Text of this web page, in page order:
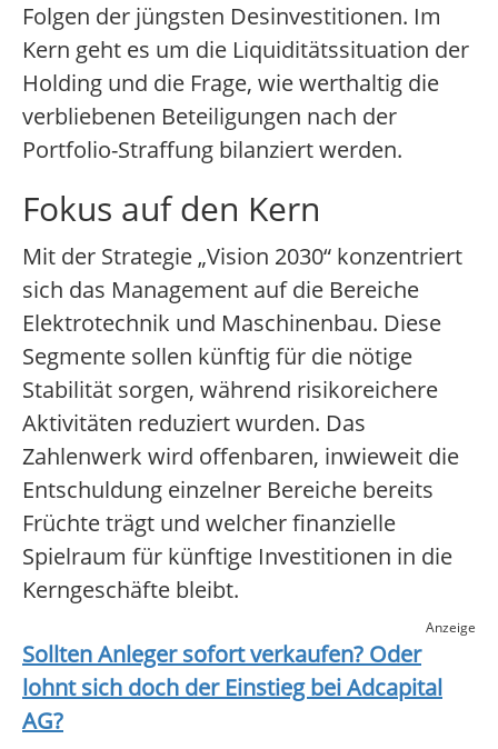
Folgen der jüngsten Desinvestitionen. Im
Kern geht es um die Liquiditätssituation der
Holding und die Frage, wie werthaltig die
verbliebenen Beteiligungen nach der
Portfolio-Straffung bilanziert werden.
Fokus auf den Kern
Mit der Strategie „Vision 2030“ konzentriert
sich das Management auf die Bereiche
Elektrotechnik und Maschinenbau. Diese
Segmente sollen künftig für die nötige
Stabilität sorgen, während risikoreichere
Aktivitäten reduziert wurden. Das
Zahlenwerk wird offenbaren, inwieweit die
Entschuldung einzelner Bereiche bereits
Früchte trägt und welcher finanzielle
Spielraum für künftige Investitionen in die
Kerngeschäfte bleibt.
Anzeige
Sollten Anleger sofort verkaufen? Oder
lohnt sich doch der Einstieg beiAdcapital
AG?